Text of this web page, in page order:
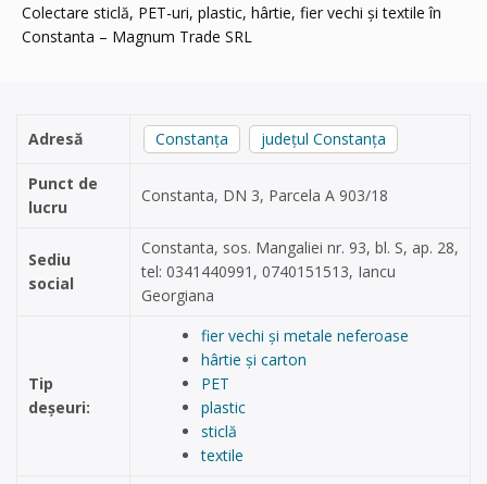
Colectare sticlă, PET-uri, plastic, hârtie, fier vechi și textile în
Constanta – Magnum Trade SRL
Adresă Constanța județul Constanța
Punct de
lucru
Constanta, DN 3, Parcela A 903/18
Sediu
social
Constanta, sos. Mangaliei nr. 93, bl. S, ap. 28,
tel: 0341440991, 0740151513, Iancu
Georgiana
Tip
deșeuri:
fier vechi și metale neferoase
hârtie și carton
PET
plastic
sticlă
textile